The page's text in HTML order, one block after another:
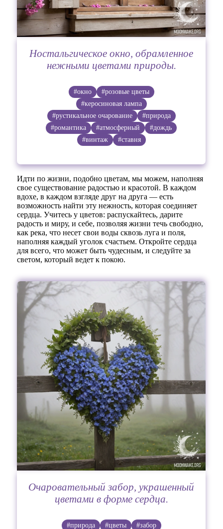
Ностальгическое окно, обрамленное
нежными цветами природы.
#окно
#розовые цветы
#керосиновая лампа
#рустикальное очарование
#природа
#романтика
#атмосферный
#дождь
#винтаж
#ставня
Идти по жизни, подобно цветам, мы можем, наполняя
свое существование радостью и красотой. В каждом
вдохе, в каждом взгляде друг на друга — есть
возможность найти эту нежность, которая соединяет
сердца. Учитесь у цветов: распускайтесь, дарите
радость и миру, и себе, позволяя жизни течь свободно,
как река, что несет свои воды сквозь луга и поля,
наполняя каждый уголок счастьем. Откройте сердца
для всего, что может быть чудесным, и следуйте за
светом, который ведет к покою.
Очаровательный забор, украшенный
цветами в форме сердца.
#природа #цветы #забор